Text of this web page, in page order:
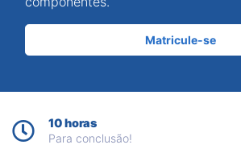
Matricule-se
10 horas
Para conclusão!